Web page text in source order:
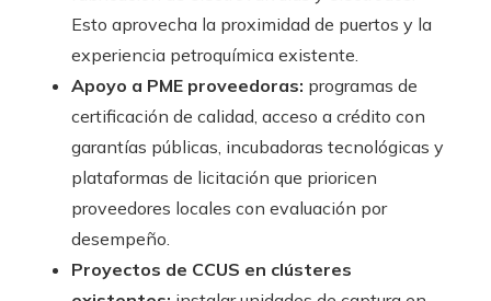
Esto aprovecha la proximidad de puertos y la
experiencia petroquímica existente.
Apoyo a PME proveedoras: programas de
certificación de calidad, acceso a crédito con
garantías públicas, incubadoras tecnológicas y
plataformas de licitación que prioricen
proveedores locales con evaluación por
desempeño.
Proyectos de CCUS en clústeres